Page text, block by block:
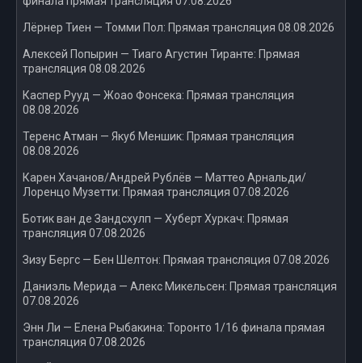
Лёрнер Тиен — Томми Пол: Прямая трансляция 08.08.2026
Алексей Попырин — Тиаго Агустин Тиранте: Прямая
трансляция 08.08.2026
Каспер Рууд — Жоао Фонсека: Прямая трансляция
08.08.2026
Теренс Атман — Якуб Меншик: Прямая трансляция
08.08.2026
Карен Хачанов/Андрей Рублёв — Маттео Арнальди/
Лоренцо Музетти: Прямая трансляция 07.08.2026
Ботик ван де Зандсхулп — Хуберт Хуркач: Прямая
трансляция 07.08.2026
Зизу Бергс — Бен Шелтон: Прямая трансляция 07.08.2026
Даниэль Мерида — Алекс Микельсен: Прямая трансляция
07.08.2026
Энн Ли — Елена Рыбакина: Торонто 1/16 финала прямая
трансляция 07.08.2026